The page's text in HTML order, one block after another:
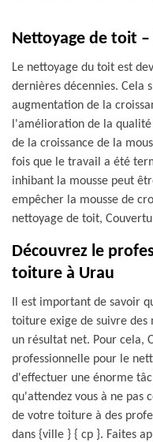
Nettoyage de toit –
Le nettoyage du toit est
dernières décennies. Cela
augmentation de la
l'amélioration de la
de la croissance de la
fois que le travail a été
inhibant la mousse peut
empêcher la mousse de
nettoyage de toit,
Découvrez le
toiture à Urau
Il est important de savoir
toiture exige de suivre des
un résultat net. Pour cela,
professionnelle pour le
d'effectuer une énorme
qu'attendez vous à ne pas
de votre toiture à des
dans {ville } { cp }. Faites